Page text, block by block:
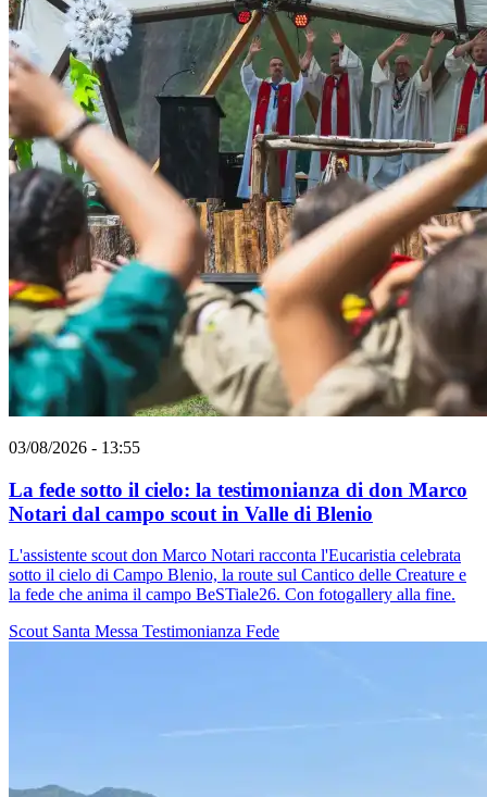
03/08/2026 - 13:55
La fede sotto il cielo: la testimonianza di don Marco
Notari dal campo scout in Valle di Blenio
L'assistente scout don Marco Notari racconta l'Eucaristia celebrata
sotto il cielo di Campo Blenio, la route sul Cantico delle Creature e
la fede che anima il campo BeSTiale26. Con fotogallery alla fine.
Scout Santa Messa Testimonianza Fede